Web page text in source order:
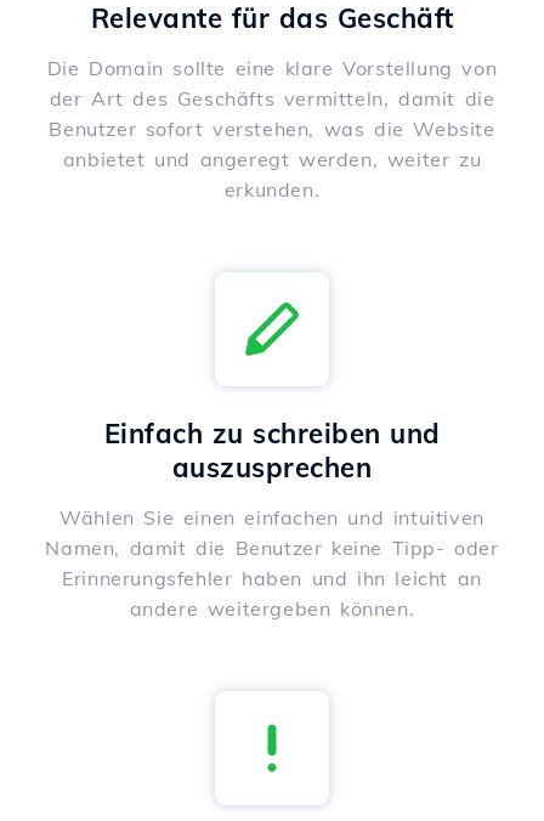
Relevante für das Geschäft
Die Domain sollte eine klare Vorstellung von
der Art des Geschäfts vermitteln, damit die
Benutzer sofort verstehen, was die Website
anbietet und angeregt werden, weiter zu
erkunden.
Einfach zu schreiben und
auszusprechen
Wählen Sie einen einfachen und intuitiven
Namen, damit die Benutzer keine Tipp- oder
Erinnerungsfehler haben und ihn leicht an
andere weitergeben können.